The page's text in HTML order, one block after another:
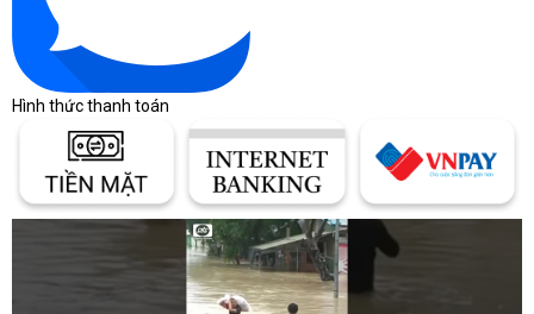
Hình thức thanh toán